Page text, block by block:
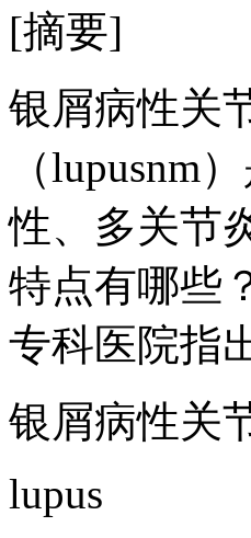
[摘要]
银屑病性关
（lupusnm
性、多关节
特点有哪些
专科医院指
银屑病性关
lupus